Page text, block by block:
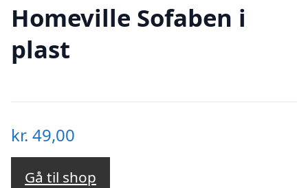
Homeville Sofaben i
plast
kr. 49,00
Gå til shop